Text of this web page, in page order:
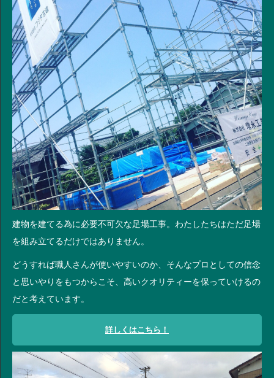
建物を建てる為に必要不可欠な足場工事。わたしたちはただ足場
を組み立てるだけではありません。
どうすれば職人さんが使いやすいのか、そんなプロとしての信念
と思いやりをもつからこそ、高いクオリティーを保っていけるの
だと考えています。
詳しくはこちら！